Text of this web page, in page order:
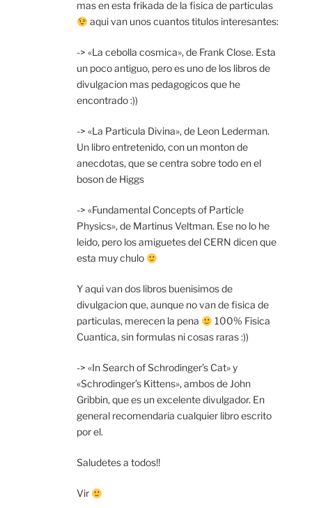
mas en esta frikada de la fisica de particulas
aqui van unos cuantos titulos interesantes:
-> «La cebolla cosmica», de Frank Close. Esta
un poco antiguo, pero es uno de los libros de
divulgacion mas pedagogicos que he
encontrado :))
-> «La Particula Divina», de Leon Lederman.
Un libro entretenido, con un monton de
anecdotas, que se centra sobre todo en el
boson de Higgs
-> «Fundamental Concepts of Particle
Physics», de Martinus Veltman. Ese no lo he
leido, pero los amiguetes del CERN dicen que
esta muy chulo
Y aqui van dos libros buenisimos de
divulgacion que, aunque no van de fisica de
particulas, merecen la pena
100% Fisica
Cuantica, sin formulas ni cosas raras :))
-> «In Search of Schrodinger’s Cat» y
«Schrodinger’s Kittens», ambos de John
Gribbin, que es un excelente divulgador. En
general recomendaria cualquier libro escrito
por el.
Saludetes a todos!!
Vir